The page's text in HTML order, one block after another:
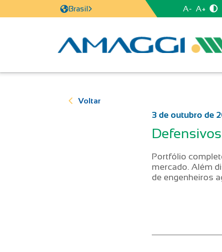
Brasil A- A+
Voltar
3 de outubro de
Defensivos
Portfólio
mercado. Além
de engenheiros